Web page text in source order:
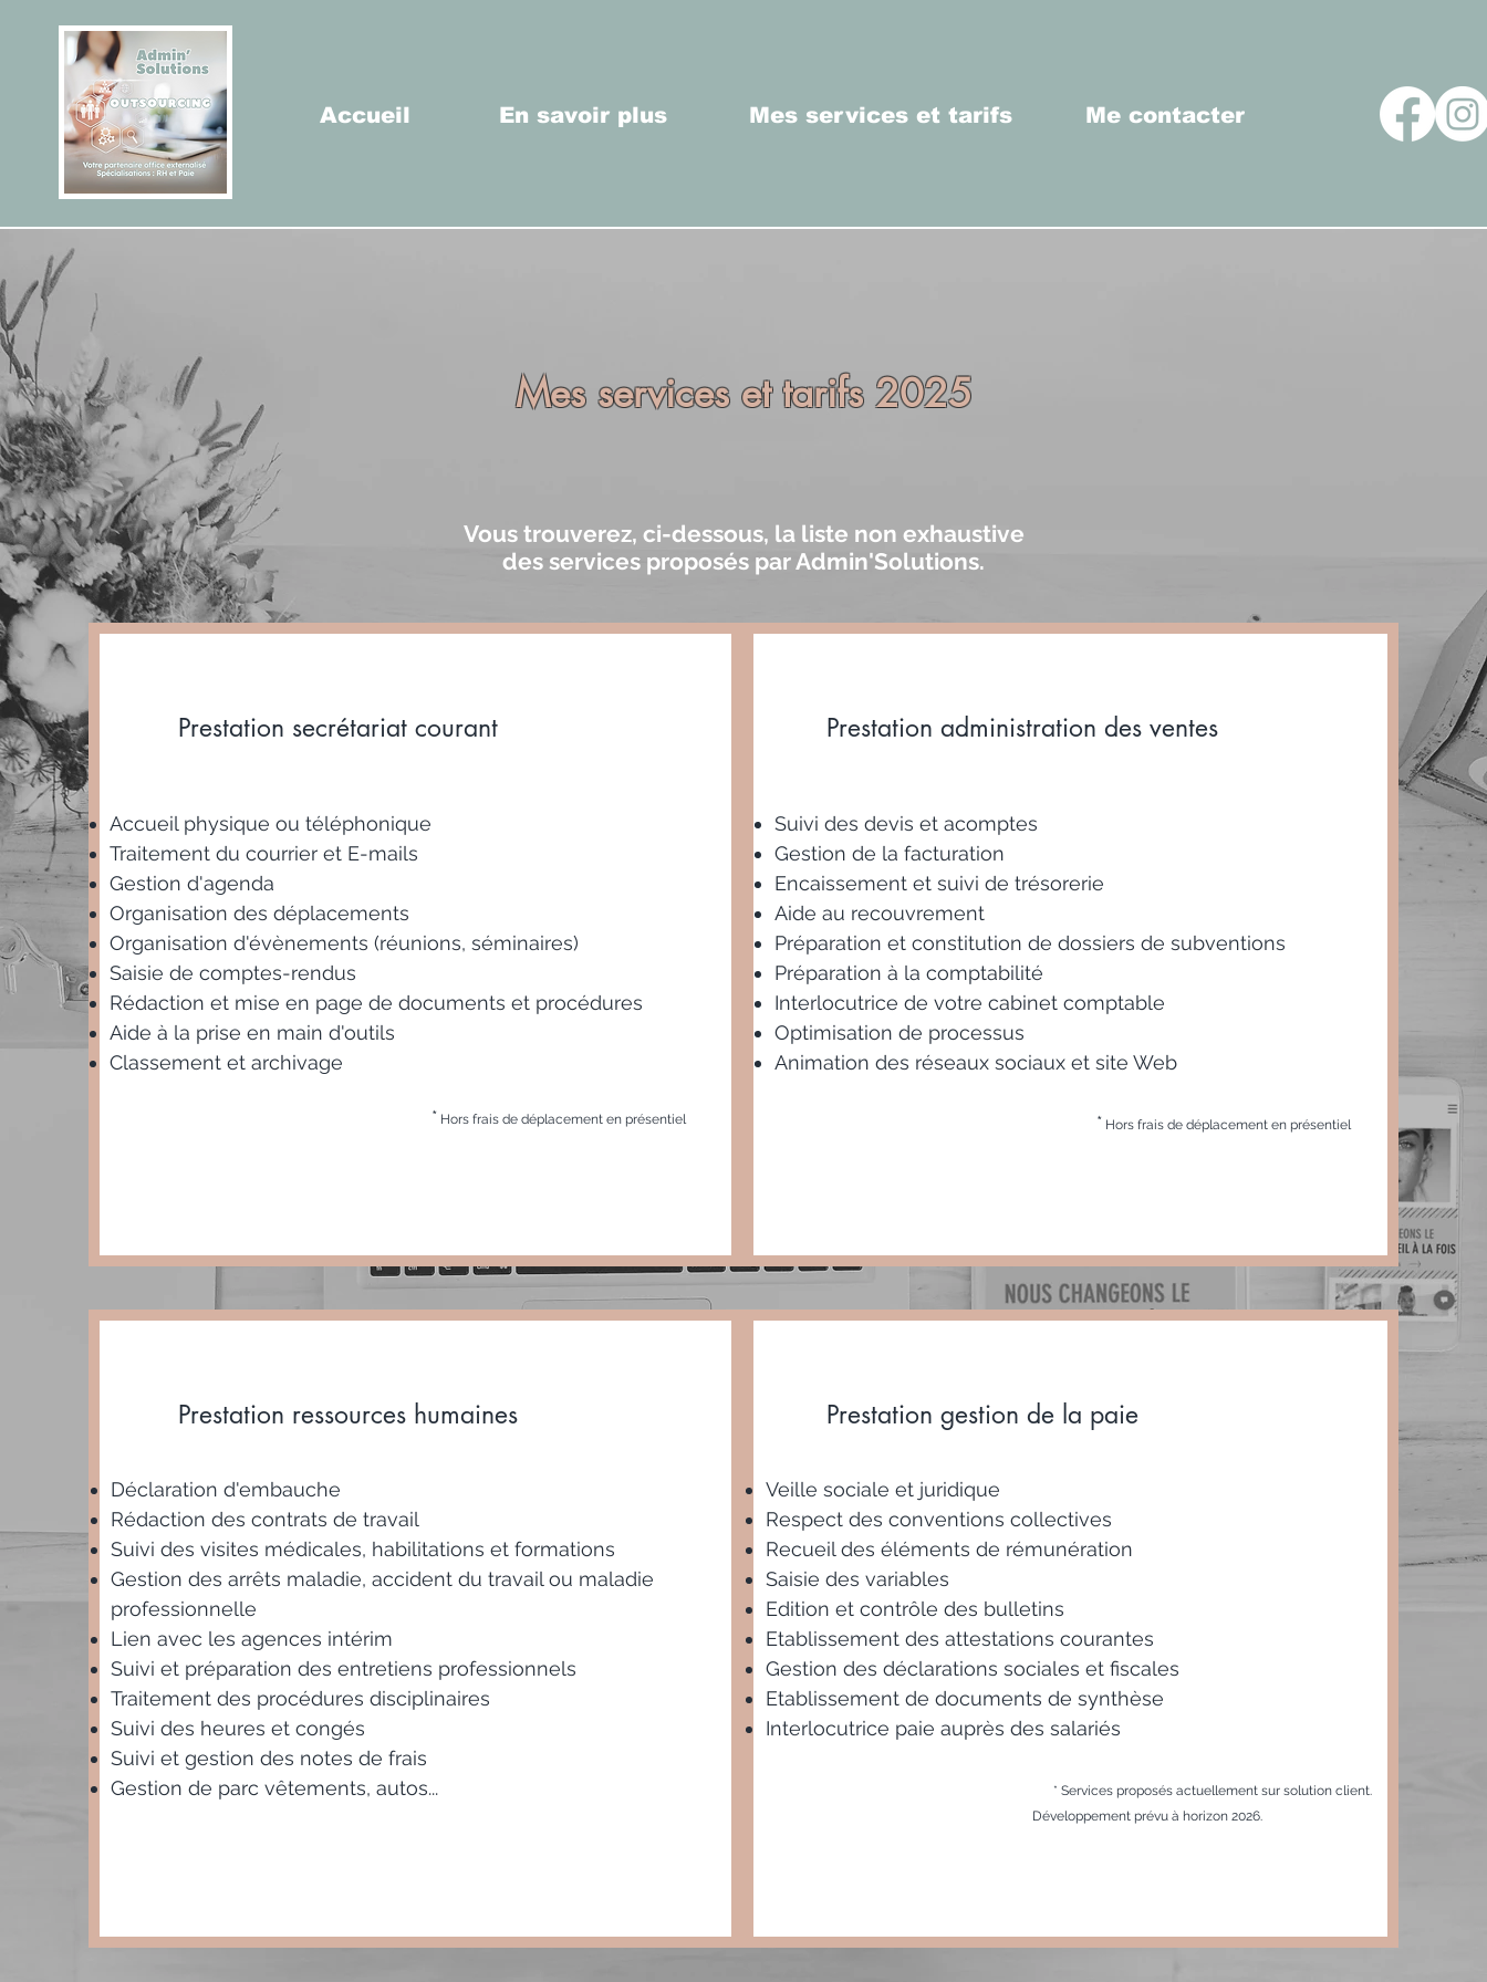
Accueil En savoir plus Mes services et tarifs Me contacter
Mes services et tarifs 2025
Vous trouverez, ci-dessous, la liste non exhaustive
des services proposés par Admin'Solutions.
Prestation secrétariat courant
Accueil physique ou téléphonique
Traitement du courrier et E-mails
Gestion d'agenda
Organisation des déplacements
Organisation d'évènements (réunions, séminaires)
Saisie de comptes-rendus
Rédaction et mise en page de documents et procédures
Aide à la prise en main d'outils
Classement et archivage
* Hors frais de déplacement en présentiel
Prestation administration des ventes
Suivi des devis et acomptes
Gestion de la facturation
Encaissement et suivi de trésorerie
Aide au recouvrement
Préparation et constitution de dossiers de subventions
Préparation à la comptabilité
Interlocutrice de votre cabinet comptable
Optimisation de processus
Animation des réseaux sociaux et site Web
* Hors frais de déplacement en présentiel
Prestation ressources humaines
Déclaration d'embauche
Rédaction des contrats de travail
Suivi des visites médicales, habilitations et formations
Gestion des arrêts maladie, accident du travail ou maladie
professionnelle
Lien avec les agences intérim
Suivi et préparation des entretiens professionnels
Traitement des procédures disciplinaires
Suivi des heures et congés
Suivi et gestion des notes de frais
Gestion de parc vêtements, autos...
Prestation gestion de la paie
Veille sociale et juridique
Respect des conventions collectives
Recueil des éléments de rémunération
Saisie des variables
Edition et contrôle des bulletins
Etablissement des attestations courantes
Gestion des déclarations sociales et fiscales
Etablissement de documents de synthèse
Interlocutrice paie auprès des salariés
* Services proposés actuellement sur solution client.
Développement prévu à horizon 2026.